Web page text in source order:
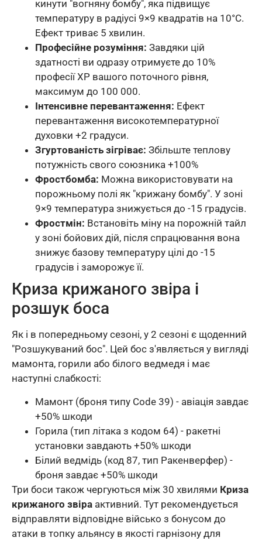
кинути "вогняну бомбу", яка підвищує
температуру в радіусі 9×9 квадратів на 10°C.
Ефект триває 5 хвилин.
Професійне розуміння: Завдяки цій
здатності ви одразу отримуєте до 10%
професії XP вашого поточного рівня,
максимум до 100 000.
Інтенсивне перевантаження: Ефект
перевантаження високотемпературної
духовки +2 градуси.
Згуртованість зігріває: Збільште теплову
потужність свого союзника +100%
Фростбомба: Можна використовувати на
порожньому полі як "крижану бомбу". У зоні
9×9 температура знижується до -15 градусів.
Фростмін: Встановіть міну на порожній тайл
у зоні бойових дій, після спрацювання вона
знижує базову температуру цілі до -15
градусів і заморожує її.
Криза крижаного звіра і
розшук боса
Як і в попередньому сезоні, у 2 сезоні є щоденний
"Розшукуваний бос". Цей бос з'являється у вигляді
мамонта, горили або білого ведмедя і має
наступні слабкості:
Мамонт (броня типу Code 39) - авіація завдає
+50% шкоди
Горила (тип літака з кодом 64) - ракетні
установки завдають +50% шкоди
Білий ведмідь (код 87, тип Ракенверфер) -
броня завдає +50% шкоди
Три боси також чергуються між 30 хвилями Криза
крижаного звіра активний. Тут рекомендується
відправляти відповідне військо з бонусом до
атаки в топку альянсу в якості гарнізону для